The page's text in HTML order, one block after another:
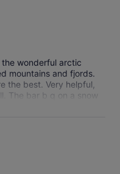
wonderful arctic
mountains and fjords.
the best. Very helpful,
The bar b q on a snow